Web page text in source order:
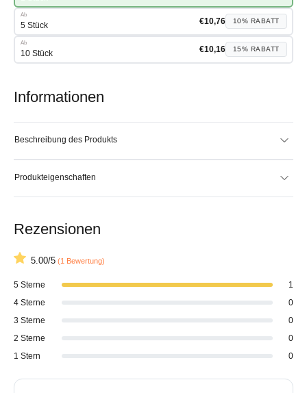
Ab
5 Stück €10,76 10% RABATT
Ab
10 Stück €10,16 15% RABATT
Informationen
Beschreibung des Produkts
Produkteigenschaften
Rezensionen
5.00/5 (1 Bewertung)
5 Sterne
1
4 Sterne
0
3 Sterne
0
2 Sterne
0
1 Stern
0